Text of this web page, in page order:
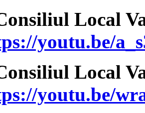
Local
youtu.be/
Local
youtu.be/